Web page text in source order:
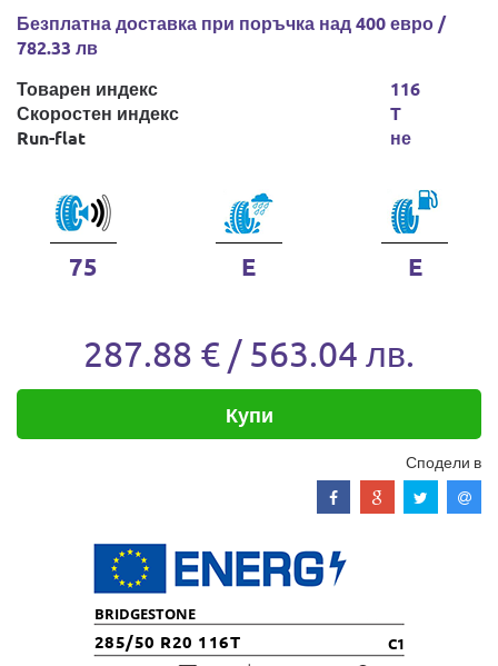
Безплатна доставка при поръчка над 400 евро /
782.33 лв
Товарен индекс
Скоростен индекс
Run-flat
116
T
не
75 E E
287.88 € / 563.04 лв.
Купи
Сподели в
BRIDGESTONE
285/50 R20 116T C1